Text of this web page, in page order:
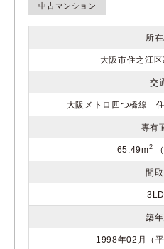
中古マンション
所
大阪市住之江
交
大阪メトロ四つ橋線
専有
65.49m2
間取
築年
1998年02月（